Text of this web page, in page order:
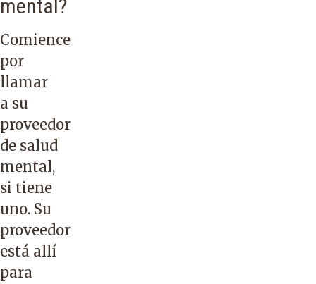
mental?
Comience
por
llamar
a su
proveedor
de salud
mental,
si tiene
uno. Su
proveedor
está allí
para